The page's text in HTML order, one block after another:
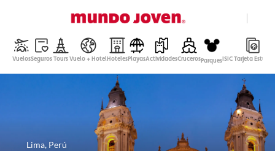
Ayuda
Peso Mexicano
VuelosSegurosToursVuelo + HotelHotelesPlayasActividadesCrucerosParquesISIC Tarjeta
Lima, Perú